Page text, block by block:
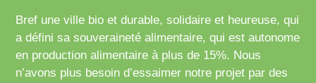
Bref une ville bio et durable, solidaire et heureuse, qui
a défini sa souveraineté alimentaire, qui est autonome
en production alimentaire à plus de 15%. Nous
n’avons plus besoin d’essaimer notre projet par des